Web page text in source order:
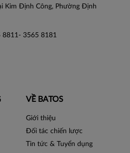
Kim Định Công, Phường Định
8811- 3565 8181
VỀ BATOS
Giới thiệu
Đối tác chiến lược
Tin tức & Tuyển dụng